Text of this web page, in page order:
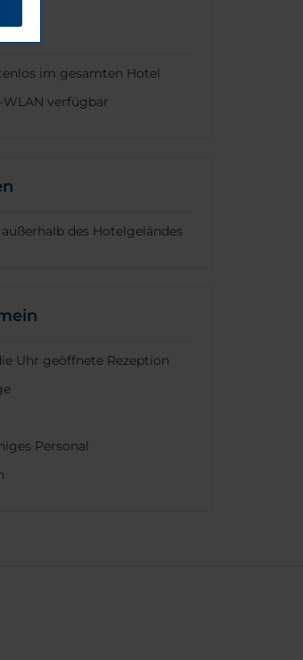
im gesamten Hotel
WLAN verfügbar
des Hotelgeländes
Uhr geöffnete Rezeption
Personal